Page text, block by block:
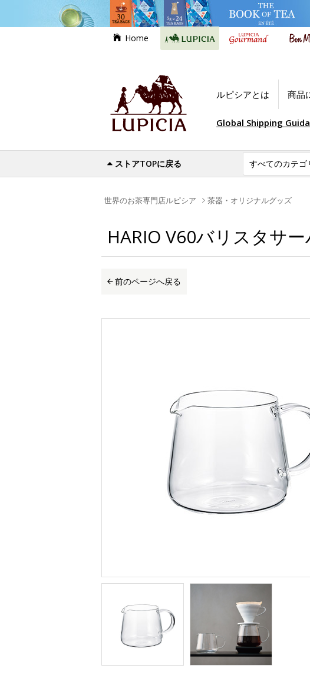
Home
ルピシアとは 商品
Global Shipping
ストアTOPに戻る
世界のお茶専門店ルピシア 茶器・オリジナルグッズ
HARIO V60バリスタサ
前のページへ戻る